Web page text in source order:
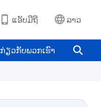
ແອັບມືຖື ລາວ
ກ່ຽວກັບພວກເຮົາ